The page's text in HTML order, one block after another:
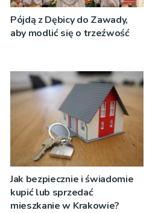
Pójdą z Dębicy do Zawady,
aby modlić się o trzeźwość
Jak bezpiecznie i świadomie
kupić lub sprzedać
mieszkanie w Krakowie?